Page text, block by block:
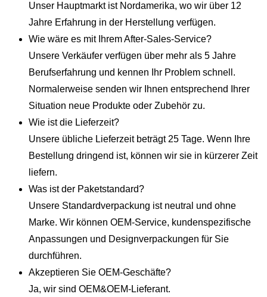
Unser Hauptmarkt ist Nordamerika, wo wir über 12
Jahre Erfahrung in der Herstellung verfügen.
Wie wäre es mit Ihrem After-Sales-Service?
Unsere Verkäufer verfügen über mehr als 5 Jahre
Berufserfahrung und kennen Ihr Problem schnell.
Normalerweise senden wir Ihnen entsprechend Ihrer
Situation neue Produkte oder Zubehör zu.
Wie ist die Lieferzeit?
Unsere übliche Lieferzeit beträgt 25 Tage. Wenn Ihre
Bestellung dringend ist, können wir sie in kürzerer Zeit
liefern.
Was ist der Paketstandard?
Unsere Standardverpackung ist neutral und ohne
Marke. Wir können OEM-Service, kundenspezifische
Anpassungen und Designverpackungen für Sie
durchführen.
Akzeptieren Sie OEM-Geschäfte?
Ja, wir sind OEM&OEM-Lieferant.